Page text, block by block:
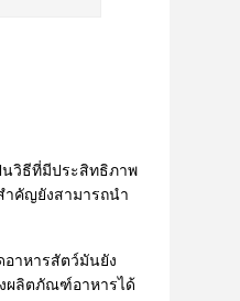
นวิธีที่มีประสิทธิภาพ
คัญยังสามารถนํา
อาหารสัตว์มันยัง
ผลิตภัณฑ์อาหารได้